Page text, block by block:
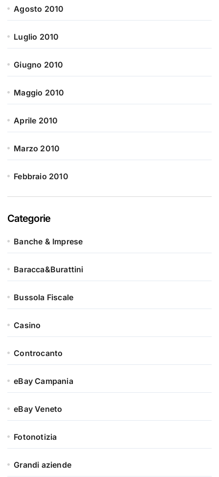
Agosto 2010
Luglio 2010
Giugno 2010
Maggio 2010
Aprile 2010
Marzo 2010
Febbraio 2010
Categorie
Banche & Imprese
Baracca&Burattini
Bussola Fiscale
Casino
Controcanto
eBay Campania
eBay Veneto
Fotonotizia
Grandi aziende